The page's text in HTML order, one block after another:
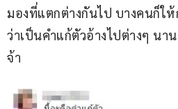
มองที่แตกต่างกันไป บางคนก็ใ
ว่าเป็นคำแก้ตัวอ้างไปต่างๆ นา
จ้า